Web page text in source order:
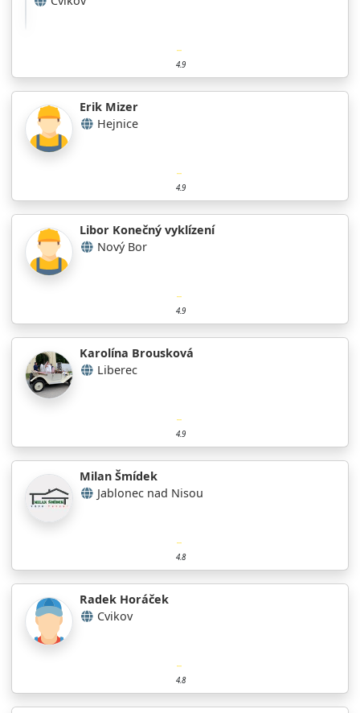
4.9
Erik Mizer
Hejnice
4.9
Libor Konečný vyklízení
Nový Bor
4.9
Karolína Brousková
Liberec
4.9
Milan Šmídek
Jablonec nad Nisou
4.8
Radek Horáček
Cvikov
4.8